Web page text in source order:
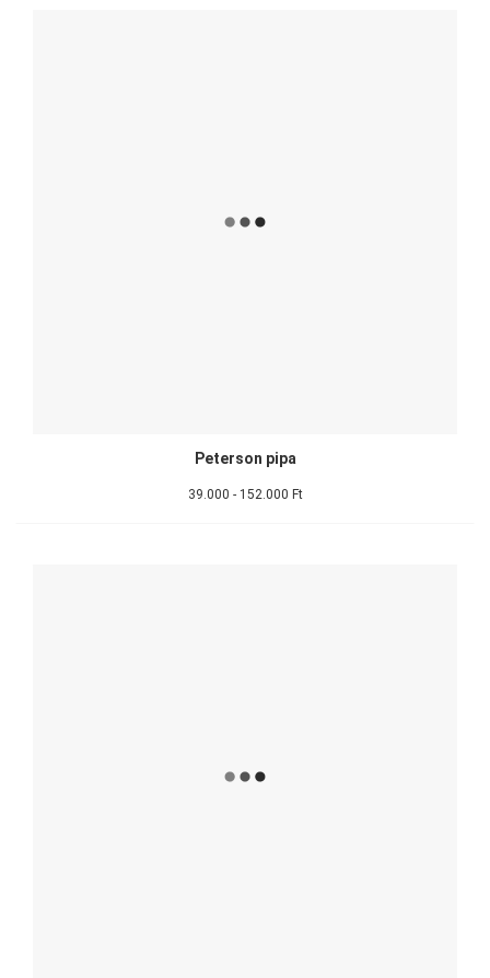
Peterson pipa
39.000 - 152.000 Ft